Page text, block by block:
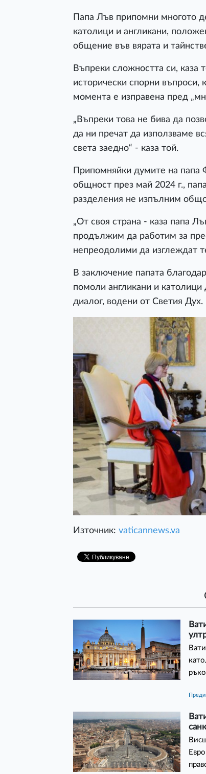
Папа Лъв припомни многото
католици и англикани,
общение във вярата и
Въпреки сложността си, каза
исторически спорни въпроси,
момента е изправена пред
„Въпреки това не бива да
да ни пречат да използваме
света заедно“ - каза той.
Припомняйки думите на папа
общност през май 2024 г.,
разделения не изпълним
„От своя страна - каза папа
продължим да работим за
непреодолими да изглеждат
В заключение папата
помоли англикани и
диалог, водени от Светия Дух.
Източник: vaticannews.va